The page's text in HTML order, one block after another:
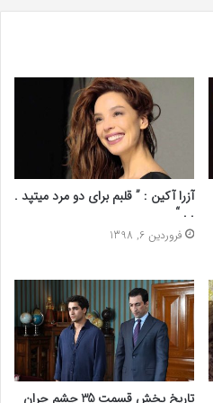
آزرا آکین : ” قلبم برای دو مرد میتپد .
. . “
فروردین 6, 1398
تاریخ پخش قسمت 35 چشم چران